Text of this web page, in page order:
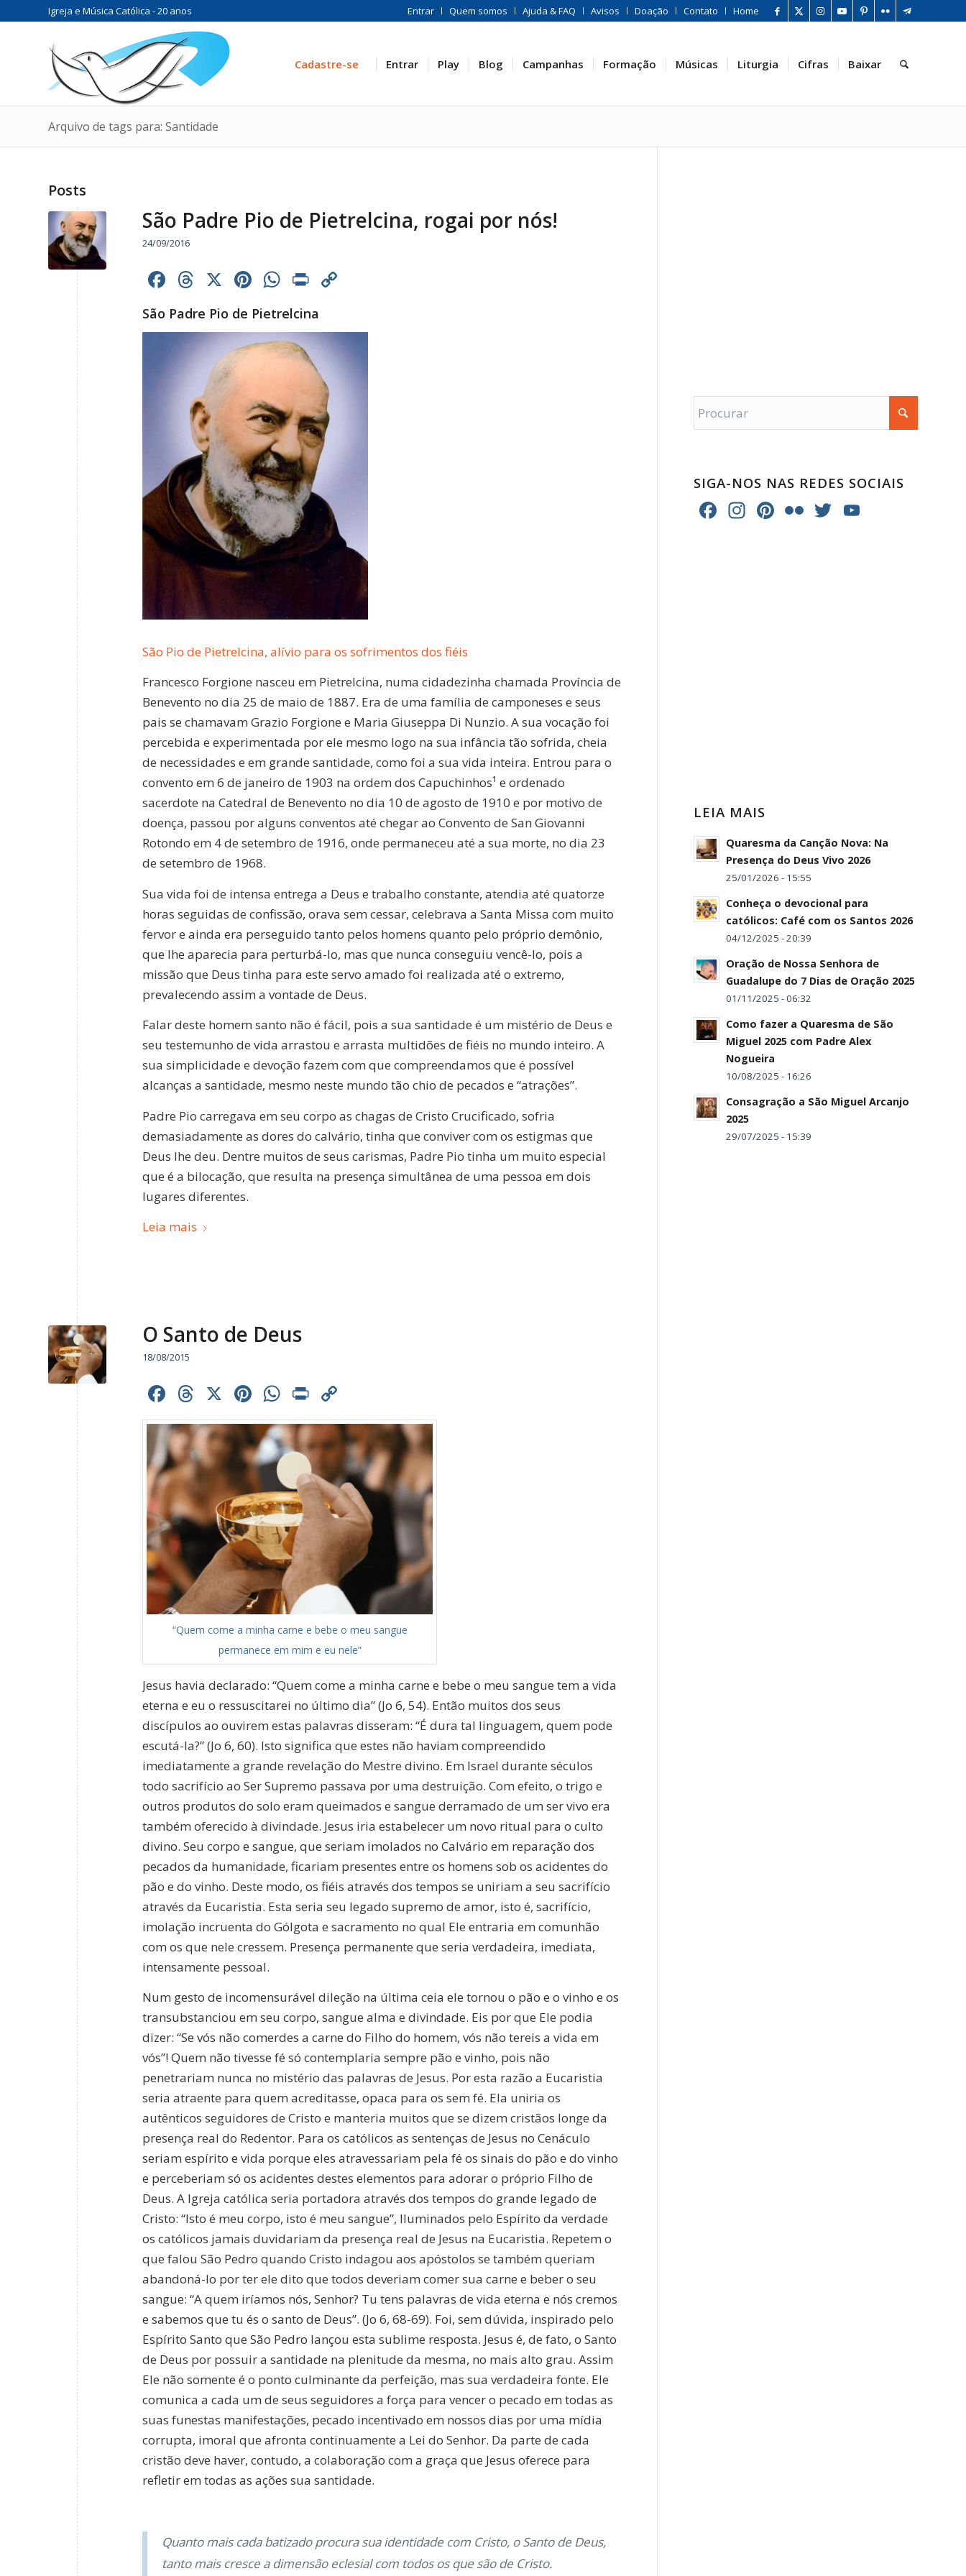
Entrar Quem somos Ajuda & FAQ Avisos Doação Contato Home
Igreja e Música Católica - 20 anos
Cadastre-se Entrar Play Blog Campanhas Formação Músicas Liturgia Cifras Baixar
Arquivo de tags para: Santidade
Posts
São Padre Pio de Pietrelcina, rogai por nós!
24/09/2016
Facebook
Threads
X Pinterest
WhatsApp
Print
São Padre Pio de Pietrelcina
São Pio de Pietrelcina, alívio para os sofrimentos dos fiéis
Francesco Forgione nasceu em Pietrelcina, numa cidadezinha chamada Província de
Benevento no dia 25 de maio de 1887. Era de uma família de camponeses e seus
pais se chamavam Grazio Forgione e Maria Giuseppa Di Nunzio. A sua vocação foi
percebida e experimentada por ele mesmo logo na sua infância tão sofrida, cheia
de necessidades e em grande santidade, como foi a sua vida inteira. Entrou para o
convento em 6 de janeiro de 1903 na ordem dos Capuchinhos¹ e ordenado
sacerdote na Catedral de Benevento no dia 10 de agosto de 1910 e por motivo de
doença, passou por alguns conventos até chegar ao Convento de San Giovanni
Rotondo em 4 de setembro de 1916, onde permaneceu até a sua morte, no dia 23
de setembro de 1968.
Sua vida foi de intensa entrega a Deus e trabalho constante, atendia até quatorze
horas seguidas de confissão, orava sem cessar, celebrava a Santa Missa com muito
fervor e ainda era perseguido tanto pelos homens quanto pelo próprio demônio,
que lhe aparecia para perturbá-lo, mas que nunca conseguiu vencê-lo, pois a
missão que Deus tinha para este servo amado foi realizada até o extremo,
prevalecendo assim a vontade de Deus.
Falar deste homem santo não é fácil, pois a sua santidade é um mistério de Deus e
seu testemunho de vida arrastou e arrasta multidões de fiéis no mundo inteiro. A
sua simplicidade e devoção fazem com que compreendamos que é possível
alcanças a santidade, mesmo neste mundo tão chio de pecados e “atrações”.
Padre Pio carregava em seu corpo as chagas de Cristo Crucificado, sofria
demasiadamente as dores do calvário, tinha que conviver com os estigmas que
Deus lhe deu. Dentre muitos de seus carismas, Padre Pio tinha um muito especial
que é a bilocação, que resulta na presença simultânea de uma pessoa em dois
lugares diferentes.
Leia mais
O Santo de Deus
18/08/2015
Facebook
Threads
X Pinterest
WhatsApp
Print
Link
“Quem come a minha carne e bebe o meu sangue
permanece em mim e eu nele”
Jesus havia declarado: “Quem come a minha carne e bebe o meu sangue tem a vida
eterna e eu o ressuscitarei no último dia” (Jo 6, 54). Então muitos dos seus
discípulos ao ouvirem estas palavras disseram: “É dura tal linguagem, quem pode
escutá-la?” (Jo 6, 60). Isto significa que estes não haviam compreendido
imediatamente a grande revelação do Mestre divino. Em Israel durante séculos
todo sacrifício ao Ser Supremo passava por uma destruição. Com efeito, o trigo e
outros produtos do solo eram queimados e sangue derramado de um ser vivo era
também oferecido à divindade. Jesus iria estabelecer um novo ritual para o culto
divino. Seu corpo e sangue, que seriam imolados no Calvário em reparação dos
pecados da humanidade, ficariam presentes entre os homens sob os acidentes do
pão e do vinho. Deste modo, os fiéis através dos tempos se uniriam a seu sacrifício
através da Eucaristia. Esta seria seu legado supremo de amor, isto é, sacrifício,
imolação incruenta do Gólgota e sacramento no qual Ele entraria em comunhão
com os que nele cressem. Presença permanente que seria verdadeira, imediata,
intensamente pessoal.
Num gesto de incomensurável dileção na última ceia ele tornou o pão e o vinho e os
transubstanciou em seu corpo, sangue alma e divindade. Eis por que Ele podia
dizer: “Se vós não comerdes a carne do Filho do homem, vós não tereis a vida em
vós”! Quem não tivesse fé só contemplaria sempre pão e vinho, pois não
penetrariam nunca no mistério das palavras de Jesus. Por esta razão a Eucaristia
seria atraente para quem acreditasse, opaca para os sem fé. Ela uniria os
autênticos seguidores de Cristo e manteria muitos que se dizem cristãos longe da
presença real do Redentor. Para os católicos as sentenças de Jesus no Cenáculo
seriam espírito e vida porque eles atravessariam pela fé os sinais do pão e do vinho
e perceberiam só os acidentes destes elementos para adorar o próprio Filho de
Deus. A Igreja católica seria portadora através dos tempos do grande legado de
Cristo: “Isto é meu corpo, isto é meu sangue”, Iluminados pelo Espírito da verdade
os católicos jamais duvidariam da presença real de Jesus na Eucaristia. Repetem o
que falou São Pedro quando Cristo indagou aos apóstolos se também queriam
abandoná-lo por ter ele dito que todos deveriam comer sua carne e beber o seu
sangue: “A quem iríamos nós, Senhor? Tu tens palavras de vida eterna e nós cremos
e sabemos que tu és o santo de Deus”. (Jo 6, 68-69). Foi, sem dúvida, inspirado pelo
Espírito Santo que São Pedro lançou esta sublime resposta. Jesus é, de fato, o Santo
de Deus por possuir a santidade na plenitude da mesma, no mais alto grau. Assim
Ele não somente é o ponto culminante da perfeição, mas sua verdadeira fonte. Ele
comunica a cada um de seus seguidores a força para vencer o pecado em todas as
suas funestas manifestações, pecado incentivado em nossos dias por uma mídia
corrupta, imoral que afronta continuamente a Lei do Senhor. Da parte de cada
cristão deve haver, contudo, a colaboração com a graça que Jesus oferece para
refletir em todas as ações sua santidade.
Quanto mais cada batizado procura sua identidade com Cristo, o Santo de Deus,
tanto mais cresce a dimensão eclesial com todos os que são de Cristo.
SIGA-NOS NAS REDES SOCIAIS
Facebook
Instagram
Pinterest
FlickrTwitter
LEIA MAIS
Quaresma da Canção Nova: Na
Presença do Deus Vivo 2026
25/01/2026 - 15:55
Conheça o devocional para
católicos: Café com os Santos 2026
04/12/2025 - 20:39
Oração de Nossa Senhora de
Guadalupe do 7 Dias de Oração 2025
01/11/2025 - 06:32
Como fazer a Quaresma de São
Miguel 2025 com Padre Alex
Nogueira
10/08/2025 - 16:26
Consagração a São Miguel Arcanjo
2025
29/07/2025 - 15:39